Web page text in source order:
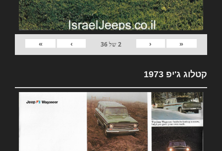
«
‹
2של36
›
»
קטלוג ג'יפ 1973